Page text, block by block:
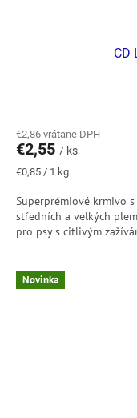
CD
€2,86 vrátane DPH
€2,55 / ks
Jednotková
€0,85 / 1 kg
Superprémiové krmivo
středních a velkých
pro psy s citlivým
Novinka